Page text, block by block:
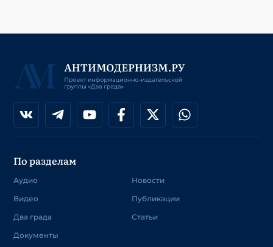
По разделам
Аудио
Видео
Два града
Документы
Новости
Публикации
Статьи